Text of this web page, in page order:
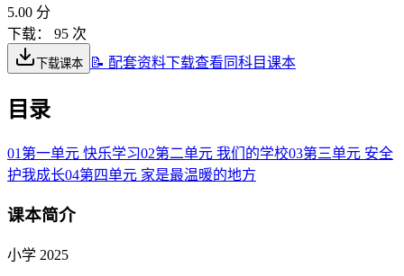
5.00 分
下载：
95 次
下载课本 📝 配套资料下载查看同科目课本
目录
01 第一单元 快乐学习02第二单元 我们的学校03第三单元 安全
护我成长04第四单元 家是最温暖的地方
课本简介
小学 2025